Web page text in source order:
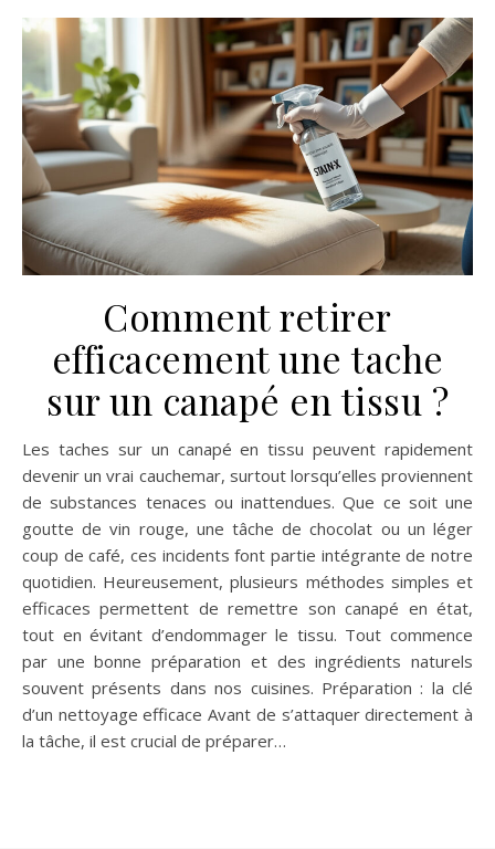
Comment retirer
efficacement une tache
sur un canapé en tissu ?
Les taches sur un canapé en tissu peuvent rapidement
devenir un vrai cauchemar, surtout lorsqu’elles proviennent
de substances tenaces ou inattendues. Que ce soit une
goutte de vin rouge, une tâche de chocolat ou un léger
coup de café, ces incidents font partie intégrante de notre
quotidien. Heureusement, plusieurs méthodes simples et
efficaces permettent de remettre son canapé en état,
tout en évitant d’endommager le tissu. Tout commence
par une bonne préparation et des ingrédients naturels
souvent présents dans nos cuisines. Préparation : la clé
d’un nettoyage efficace Avant de s’attaquer directement à
la tâche, il est crucial de préparer…